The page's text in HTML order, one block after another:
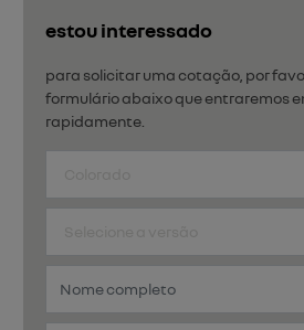
estou interessado
para solicitar uma cotação, por
formulário abaixo que entraremos
rapidamente.